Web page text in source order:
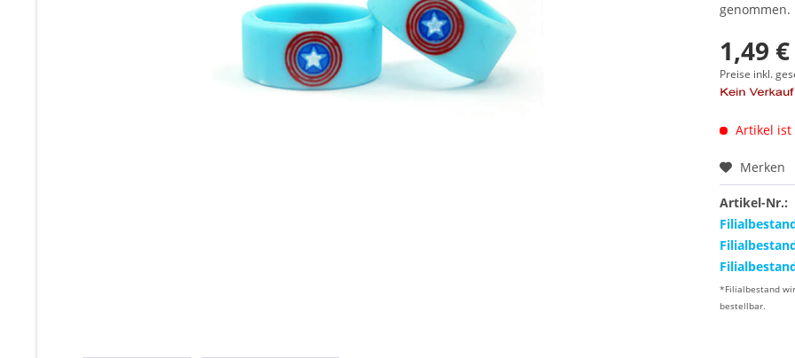
genommen.
1,49
Preise inkl.
Artikel ist
Merken
Artikel-Nr.:
*Filialbestand
bestellbar.